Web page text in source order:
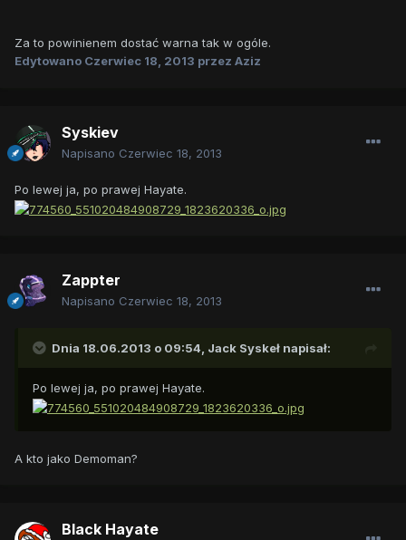
Za to powinienem dostać warna tak w ogóle.
Edytowano Czerwiec 18, 2013 przez Aziz
Syskiev
Napisano Czerwiec 18, 2013
Po lewej ja, po prawej Hayate.
Zappter
Napisano Czerwiec 18, 2013
Dnia 18.06.2013 o 09:54, Jack Syskeł napisał:
Po lewej ja, po prawej Hayate.
A kto jako Demoman?
Black Hayate